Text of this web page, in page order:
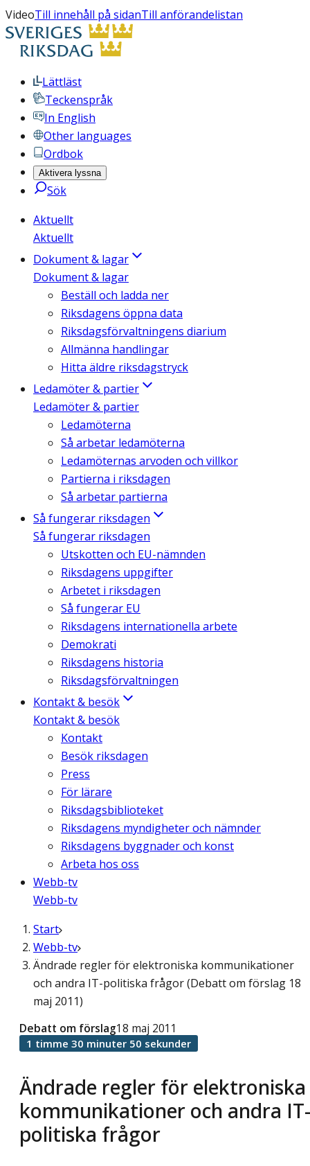
VideoTill innehåll på sidanTill anförandelistan
Lättläst
Teckenspråk
In English
Other languages
Ordbok
Aktivera lyssna
Sök
Aktuellt
Aktuellt
Dokument & lagar
Dokument & lagar
Beställ och ladda ner
Riksdagens öppna data
Riksdagsförvaltningens diarium
Allmänna handlingar
Hitta äldre riksdagstryck
Ledamöter & partier
Ledamöter & partier
Ledamöterna
Så arbetar ledamöterna
Ledamöternas arvoden och villkor
Partierna i riksdagen
Så arbetar partierna
Så fungerar riksdagen
Så fungerar riksdagen
Utskotten och EU-nämnden
Riksdagens uppgifter
Arbetet i riksdagen
Så fungerar EU
Riksdagens internationella arbete
Demokrati
Riksdagens historia
Riksdagsförvaltningen
Kontakt & besök
Kontakt & besök
Kontakt
Besök riksdagen
Press
För lärare
Riksdagsbiblioteket
Riksdagens myndigheter och nämnder
Riksdagens byggnader och konst
Arbeta hos oss
Webb-tv
Webb-tv
Start
Webb-tv
Ändrade regler för elektroniska kommunikationer
och andra IT-politiska frågor (Debatt om förslag 18
maj 2011)
Ändrade regler för elektroniska
kommunikationer och andra IT-
politiska frågor
Debatt om förslag18 maj 2011
1 timme 30 minuter 50 sekunder